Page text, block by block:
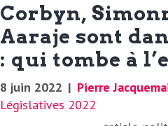
Corbyn,
Aaraje sont
: qui tombe à
8 juin 2022 | Pierre
Législatives 2022